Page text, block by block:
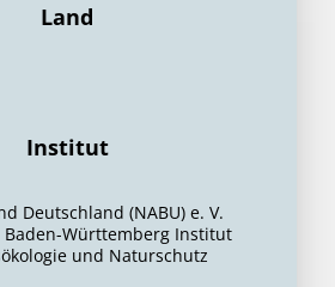
Land
Institut
Deutschland (NABU) e. V.
Baden-Württemberg Institut
und Naturschutz